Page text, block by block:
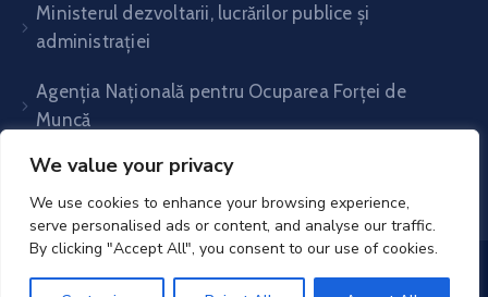
We value your privacy
We use cookies to enhance your browsing experience,
serve personalised ads or content, and analyse our traffic.
By clicking "Accept All", you consent to our use of cookies.
Ministerul dezvoltarii, lucrărilor publice și
administrației
Agenția Națională pentru Ocuparea Forței de
Muncă
UAT Voinești- Vaslui© 2025. All Rights Reserved